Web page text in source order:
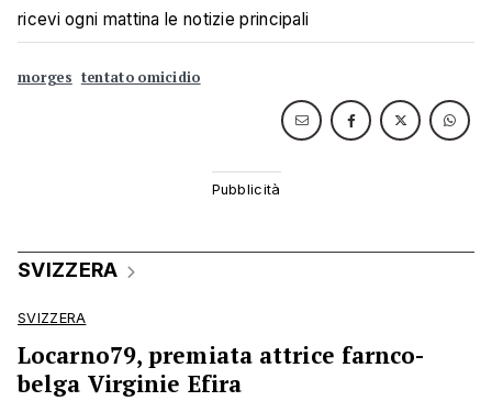
ricevi ogni mattina le notizie principali
morges tentato omicidio
SVIZZERA
SVIZZERA
Locarno79, premiata attrice farnco-
belga Virginie Efira